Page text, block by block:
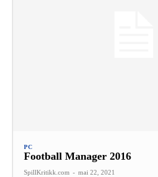
PC
Football Manager 2016
SpillKritikk.com - mai 22, 2021